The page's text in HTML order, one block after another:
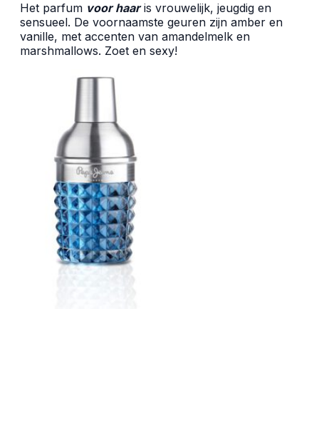
Het parfum voor haaris vrouwelijk, jeugdig en
sensueel. De voornaamste geuren zijn amber en
vanille, met accenten van amandelmelk en
marshmallows. Zoet en sexy!